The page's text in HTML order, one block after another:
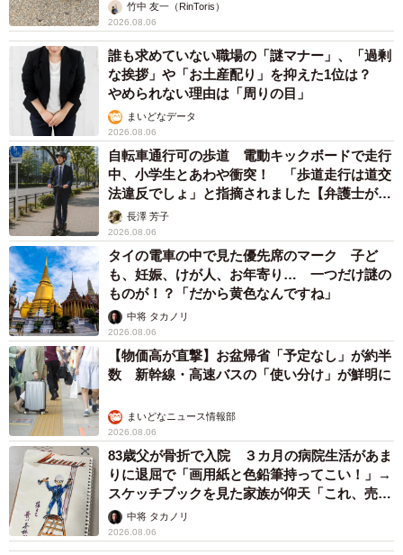
竹中 友一（RinToris）
2026.08.06
誰も求めていない職場の「謎マナー」、「過剰
な挨拶」や「お土産配り」を抑えた1位は？
やめられない理由は「周りの目」
まいどなデータ
2026.08.06
自転車通行可の歩道 電動キックボードで走行
中、小学生とあわや衝突！ 「歩道走行は道交
法違反でしょ」と指摘されました【弁護士が解
説】長澤 芳子
2026.08.06
タイの電車の中で見た優先席のマーク 子ど
も、妊娠、けが人、お年寄り… 一つだけ謎の
ものが！？「だから黄色なんですね」
中将 タカノリ
2026.08.06
【物価高が直撃】お盆帰省「予定なし」が約半
数 新幹線・高速バスの「使い分け」が鮮明に
まいどなニュース情報部
2026.08.06
83歳父が骨折で入院 ３カ月の病院生活があま
りに退屈で「画用紙と色鉛筆持ってこい！」→
スケッチブックを見た家族が仰天「これ、売れ
ますよ…」
中将 タカノリ
2026.08.06